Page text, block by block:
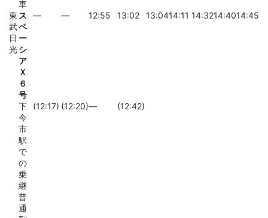
車
東
武
日
光
ス
ペ
ー
シ
ア
Ｘ
６
号
― ― 12:55 13:02 13:0414:11 14:3214:4014:45
下
今
市
駅
で
の
乗
継
普
通
(12:17) (12:20)― (12:42)